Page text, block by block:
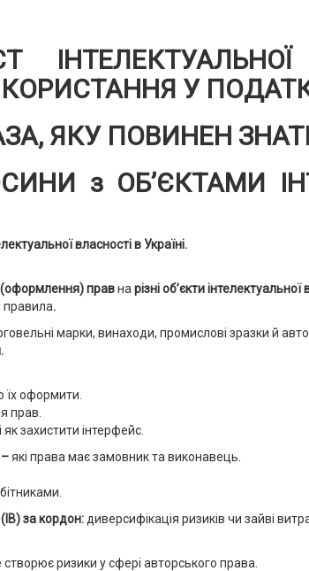
У
ЯКУ ПОВИНЕН
з ОБ’ЄКТАМИ
власності в Україні.
(оформлення) правна різні об’єкти інтелектуальної
правила.
марки, винаходи, промислові зразки й
їх оформити.
прав.
захистити інтерфейс.
–які права має замовник та виконавець.
за кордон: диверсифікація ризиків чи зайві
ризики у сфері авторського права.